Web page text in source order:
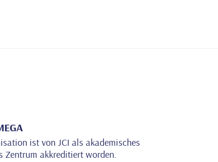
ist von JCI als akademisches
Zentrum akkreditiert worden.